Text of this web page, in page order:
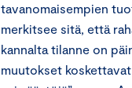
tavanomaisempien
merkitsee sitä, että
kannalta tilanne on
muutokset